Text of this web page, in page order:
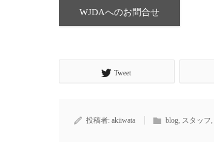
WJDAへのお問合せ
Tweet
投稿者: akiiwata blog, スタッフ,